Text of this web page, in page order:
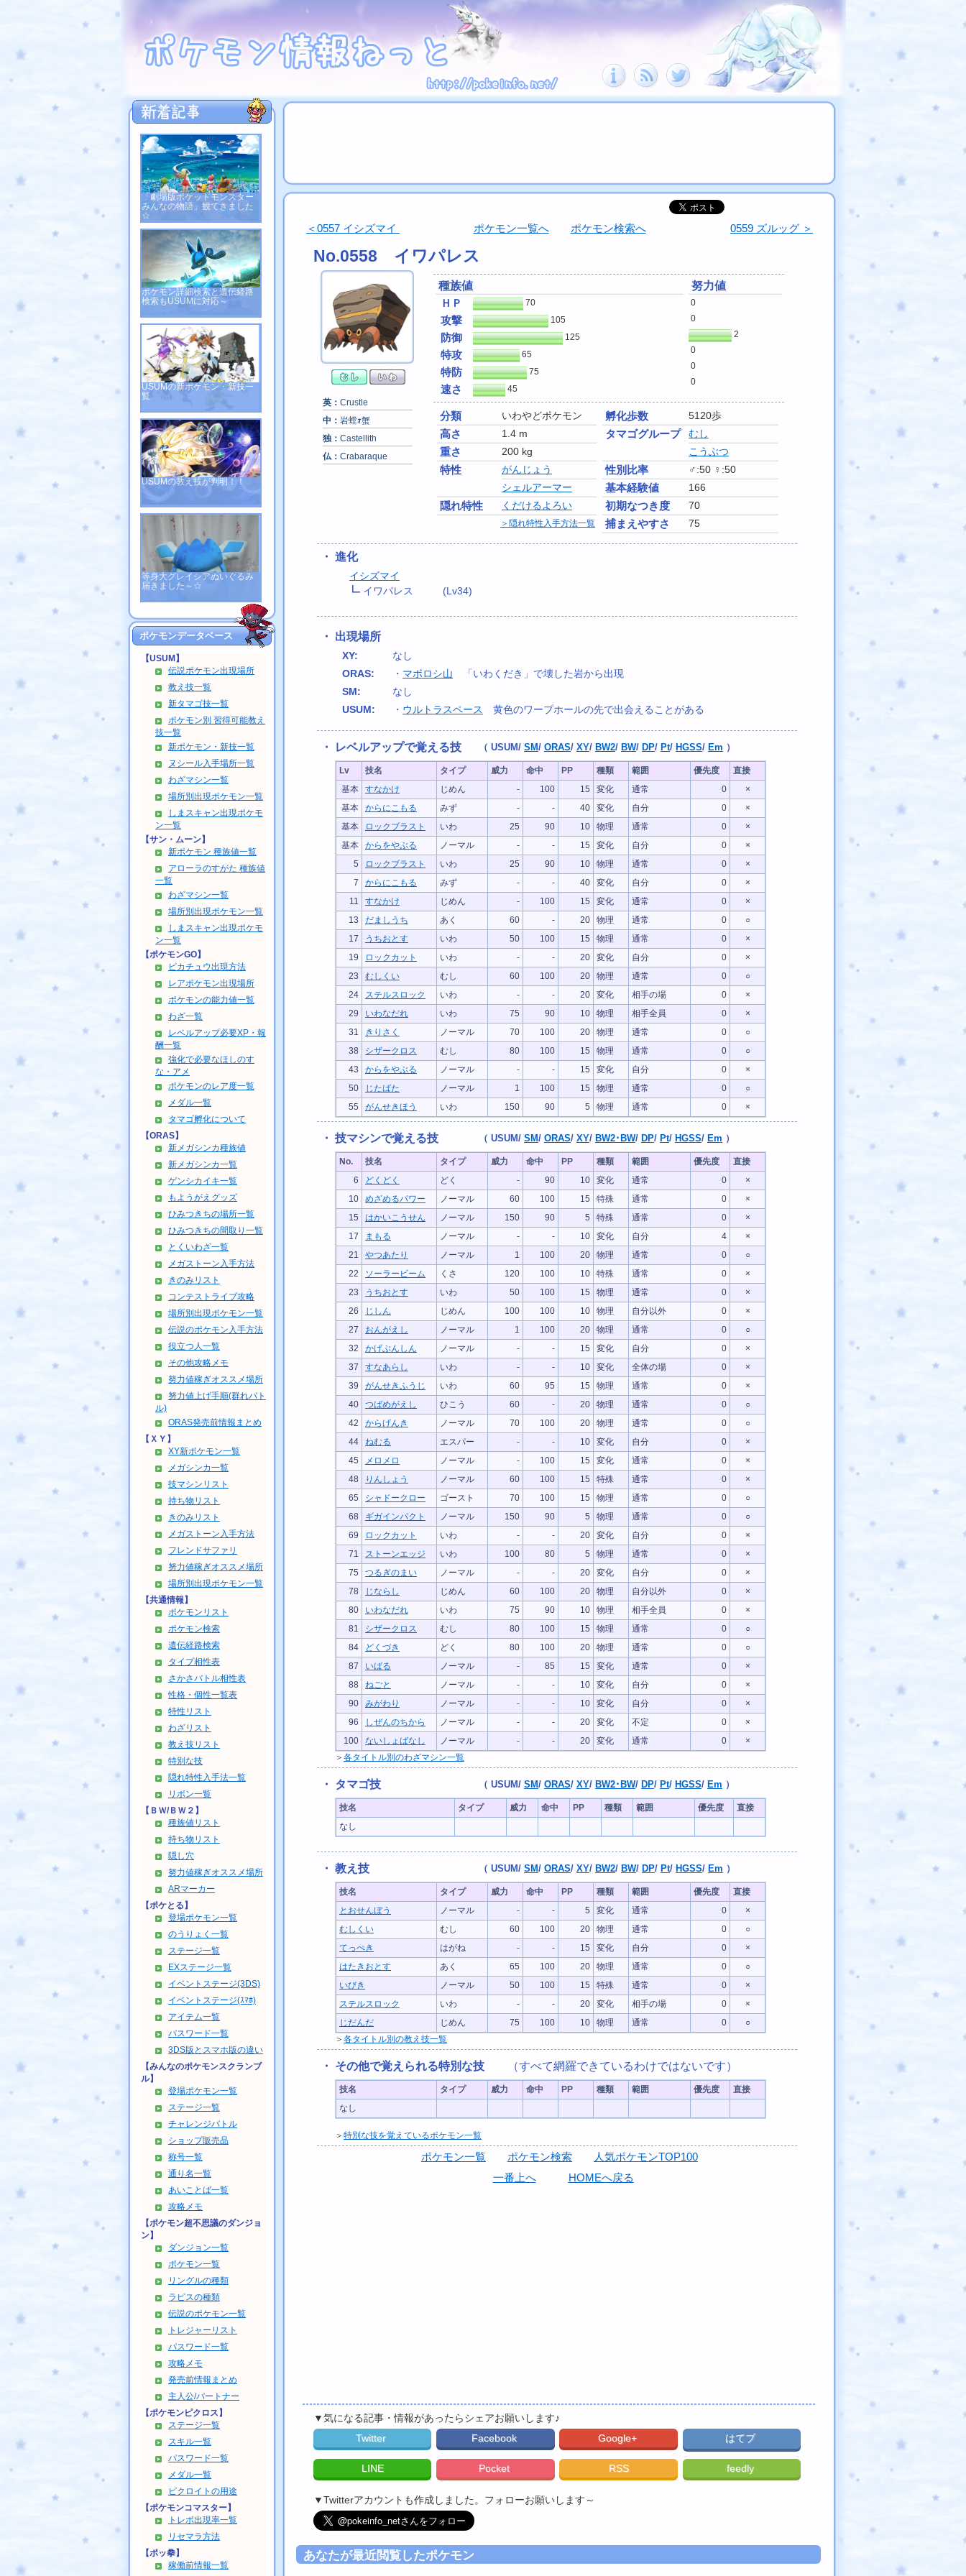
「劇場版ポケットモンスター
みんなの物語」観てきました
☆
ポケモン詳細検索と遺伝経路
検索もUSUMに対応～
USUMの新ポケモン・新技一
覧
USUMの教え技が判明！！
等身大グレイシアぬいぐるみ
届きました～☆
ポケモンデータベース
【USUM】
伝説ポケモン出現場所
教え技一覧
新タマゴ技一覧
ポケモン別 習得可能教え
技一覧
新ポケモン・新技一覧
ヌシール入手場所一覧
わざマシン一覧
場所別出現ポケモン一覧
しまスキャン出現ポケモ
ン一覧
【サン・ムーン】
新ポケモン 種族値一覧
アローラのすがた 種族値
一覧
わざマシン一覧
場所別出現ポケモン一覧
しまスキャン出現ポケモ
ン一覧
【ポケモンGO】
ピカチュウ出現方法
レアポケモン出現場所
ポケモンの能力値一覧
わざ一覧
レベルアップ必要XP・報
酬一覧
強化で必要なほしのす
な・アメ
ポケモンのレア度一覧
メダル一覧
タマゴ孵化について
【ORAS】
新メガシンカ種族値
新メガシンカ一覧
ゲンシカイキ一覧
もようがえグッズ
ひみつきちの場所一覧
ひみつきちの間取り一覧
とくいわざ一覧
メガストーン入手方法
きのみリスト
コンテストライブ攻略
場所別出現ポケモン一覧
伝説のポケモン入手方法
役立つ人一覧
その他攻略メモ
努力値稼ぎオススメ場所
努力値上げ手順(群れバト
ル)
ORAS発売前情報まとめ
【ＸＹ】
XY新ポケモン一覧
メガシンカ一覧
技マシンリスト
持ち物リスト
きのみリスト
メガストーン入手方法
フレンドサファリ
努力値稼ぎオススメ場所
場所別出現ポケモン一覧
【共通情報】
ポケモンリスト
ポケモン検索
遺伝経路検索
タイプ相性表
さかさバトル相性表
性格・個性一覧表
特性リスト
わざリスト
教え技リスト
特別な技
隠れ特性入手法一覧
リボン一覧
【ＢＷ/ＢＷ２】
種族値リスト
持ち物リスト
隠し穴
努力値稼ぎオススメ場所
ARマーカー
【ポケとる】
登場ポケモン一覧
のうりょく一覧
ステージ一覧
EXステージ一覧
イベントステージ(3DS)
イベントステージ(ｽﾏﾎ)
アイテム一覧
パスワード一覧
3DS版とスマホ版の違い
【みんなのポケモンスクランブ
ル】
登場ポケモン一覧
ステージ一覧
チャレンジバトル
ショップ販売品
称号一覧
通り名一覧
あいことば一覧
攻略メモ
【ポケモン超不思議のダンジョ
ン】
ダンジョン一覧
ポケモン一覧
リングルの種類
ラピスの種類
伝説のポケモン一覧
トレジャーリスト
パスワード一覧
攻略メモ
発売前情報まとめ
主人公/パートナー
【ポケモンピクロス】
ステージ一覧
スキル一覧
パスワード一覧
メダル一覧
ピクロイトの用途
【ポケモンコマスター】
トレボ出現率一覧
リセマラ方法
【ポッ拳】
稼働前情報一覧
＜0557 イシズマイ ポケモン一覧へ ポケモン検索へ 0559 ズルッグ ＞
No.0558 イワパレス
英： Crustle
中： 岩螳ｫ蟹
独： Castellith
仏： Crabaraque
種族値
ＨＰ
70
攻撃 105
防御 125
特攻 65
特防 75
速さ 45
努力値
0
0
2
0
0
0
分類 いわやどポケモン
高さ 1.4 m
重さ 200 kg
特性
がんじょう
シェルアーマー
隠れ特性 くだけるよろい
＞隠れ特性入手方法一覧
孵化歩数 5120歩
タマゴグループ
むし
こうぶつ
性別比率 ♂:50 ♀:50
基本経験値 166
初期なつき度 70
捕まえやすさ 75
・ 進化
イシズマイ
イワパレス
(Lv34)
・ 出現場所
XY:
なし
ORAS:
・ マボロシ山 「いわくだき」で壊した岩から出現
SM:
なし
USUM:
・ ウルトラスペース 黄色のワープホールの先で出会えることがある
・ レベルアップで覚える技 （ USUM/ SM/ ORAS/ XY/ BW2/ BW/ DP/ Pt/ HGSS/ Em ）
Lv 技名 タイプ 威力 命中 PP 種類 範囲 優先度
直接
基本
すなかけ じめん - 100 15 変化 通常 0
×
基本
からにこもる みず - - 40 変化 自分 0
×
基本
ロックブラスト いわ 25 90 10 物理 通常 0
×
基本
からをやぶる ノーマル - - 15 変化 自分 0
×
5
ロックブラスト いわ 25 90 10 物理 通常 0
×
7
からにこもる みず - - 40 変化 自分 0
×
11
すなかけ じめん - 100 15 変化 通常 0
×
13
だましうち あく 60 - 20 物理 通常 0
○
17
うちおとす いわ 50 100 15 物理 通常 0
×
19
ロックカット いわ - - 20 変化 自分 0
×
23
むしくい むし 60 100 20 物理 通常 0
○
24
ステルスロック いわ - - 20 変化 相手の場 0
×
29
いわなだれ いわ 75 90 10 物理 相手全員 0
×
31
きりさく ノーマル 70 100 20 物理 通常 0
○
38
シザークロス むし 80 100 15 物理 通常 0
○
43
からをやぶる ノーマル - - 15 変化 自分 0
×
50
じたばた ノーマル 1 100 15 物理 通常 0
○
55
がんせきほう いわ 150 90 5 物理 通常 0 ×
・ 技マシンで覚える技 （ USUM/ SM/ ORAS/ XY/ BW2･BW/ DP/ Pt/ HGSS/ Em ）
No. 技名 タイプ 威力 命中 PP 種類 範囲 優先度
直接
6
どくどく どく - 90 10 変化 通常 0
×
10
めざめるパワー ノーマル 60 100 15 特殊 通常 0
×
15
はかいこうせん ノーマル 150 90 5 特殊 通常 0
×
17
まもる ノーマル - - 10 変化 自分 4
×
21
やつあたり ノーマル 1 100 20 物理 通常 0
○
22
ソーラービーム くさ 120 100 10 特殊 通常 0
×
23
うちおとす いわ 50 100 15 物理 通常 0
×
26
じしん じめん 100 100 10 物理 自分以外 0
×
27
おんがえし ノーマル 1 100 20 物理 通常 0
○
32
かげぶんしん ノーマル - - 15 変化 自分 0
×
37
すなあらし いわ - - 10 変化 全体の場 0
×
39
がんせきふうじ いわ 60 95 15 物理 通常 0
×
40
つばめがえし ひこう 60 - 20 物理 通常 0
○
42
からげんき ノーマル 70 100 20 物理 通常 0
○
44
ねむる エスパー - - 10 変化 自分 0
×
45
メロメロ ノーマル - 100 15 変化 通常 0
×
48
りんしょう ノーマル 60 100 15 特殊 通常 0
×
65
シャドークロー ゴースト 70 100 15 物理 通常 0
○
68
ギガインパクト ノーマル 150 90 5 物理 通常 0
○
69
ロックカット いわ - - 20 変化 自分 0
×
71
ストーンエッジ いわ 100 80 5 物理 通常 0
×
75
つるぎのまい ノーマル - - 20 変化 自分 0
×
78
じならし じめん 60 100 20 物理 自分以外 0
×
80
いわなだれ いわ 75 90 10 物理 相手全員 0
×
81
シザークロス むし 80 100 15 物理 通常 0
○
84
どくづき どく 80 100 20 物理 通常 0
○
87
いばる ノーマル - 85 15 変化 通常 0
×
88
ねごと ノーマル - - 10 変化 自分 0
×
90
みがわり ノーマル - - 10 変化 自分 0
×
96
しぜんのちから ノーマル - - 20 変化 不定 0
×
100
ないしょばなし ノーマル - - 20 変化 通常 0
×
＞ 各タイトル別のわざマシン一覧
・ タマゴ技 （ USUM/ SM/ ORAS/ XY/ BW2･BW/ DP/ Pt/ HGSS/ Em ）
技名 タイプ 威力 命中 PP 種類 範囲 優先度
直接
なし
・ 教え技 （ USUM/ SM/ ORAS/ XY/ BW2/ BW/ DP/ Pt/ HGSS/ Em ）
技名 タイプ 威力 命中 PP 種類 範囲 優先度
直接
とおせんぼう
ノーマル - - 5 変化 通常 0
×
むしくい
むし 60 100 20 物理 通常 0
○
てっぺき
はがね - - 15 変化 自分 0
×
はたきおとす
あく 65 100 20 物理 通常 0
○
いびき
ノーマル 50 100 15 特殊 通常 0
×
ステルスロック
いわ - - 20 変化 相手の場 0
×
じだんだ
じめん 75 100 10 物理 通常 0
○
＞ 各タイトル別の教え技一覧
・ その他で覚えられる特別な技 （すべて網羅できているわけではないです）
技名 タイプ 威力 命中 PP 種類 範囲 優先度
直接
なし
＞ 特別な技を覚えているポケモン一覧
ポケモン一覧 ポケモン検索
人気ポケモンTOP100
一番上へ
HOMEへ戻る
▼気になる記事・情報があったらシェアお願いします♪
Twitter
Facebook Google+ はてブ
LINE Pocket RSS feedly
▼Twitterアカウントも作成しました。フォローお願いします～
あなたが最近閲覧したポケモン